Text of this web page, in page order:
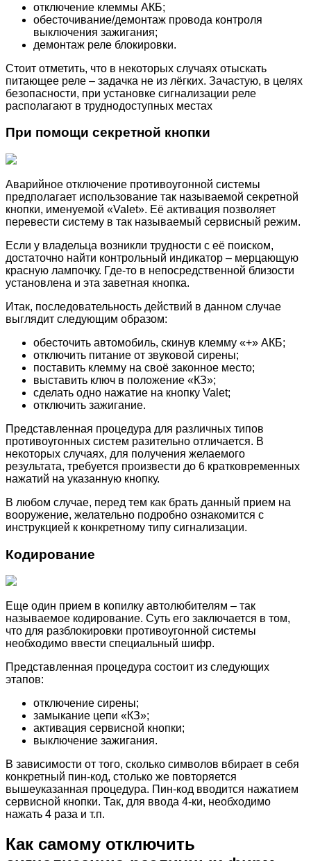
отключение клеммы АКБ;
обесточивание/демонтаж провода контроля
выключения зажигания;
демонтаж реле блокировки.
Стоит отметить, что в некоторых случаях отыскать
питающее реле – задачка не из лёгких. Зачастую, в целях
безопасности, при установке сигнализации реле
располагают в труднодоступных местах
При помощи секретной кнопки
Аварийное отключение противоугонной системы
предполагает использование так называемой секретной
кнопки, именуемой «Valet». Её активация позволяет
перевести систему в так называемый сервисный режим.
Если у владельца возникли трудности с её поиском,
достаточно найти контрольный индикатор – мерцающую
красную лампочку. Где-то в непосредственной близости
установлена и эта заветная кнопка.
Итак, последовательность действий в данном случае
выглядит следующим образом:
обесточить автомобиль, скинув клемму «+» АКБ;
отключить питание от звуковой сирены;
поставить клемму на своё законное место;
выставить ключ в положение «КЗ»;
сделать одно нажатие на кнопку Valet;
отключить зажигание.
Представленная процедура для различных типов
противоугонных систем разительно отличается. В
некоторых случаях, для получения желаемого
результата, требуется произвести до 6 кратковременных
нажатий на указанную кнопку.
В любом случае, перед тем как брать данный прием на
вооружение, желательно подробно ознакомится с
инструкцией к конкретному типу сигнализации.
Кодирование
Еще один прием в копилку автолюбителям – так
называемое кодирование. Суть его заключается в том,
что для разблокировки противоугонной системы
необходимо ввести специальный шифр.
Представленная процедура состоит из следующих
этапов:
отключение сирены;
замыкание цепи «КЗ»;
активация сервисной кнопки;
выключение зажигания.
В зависимости от того, сколько символов вбирает в себя
конкретный пин-код, столько же повторяется
вышеуказанная процедура. Пин-код вводится нажатием
сервисной кнопки. Так, для ввода 4-ки, необходимо
нажать 4 раза и т.п.
Как самому отключить